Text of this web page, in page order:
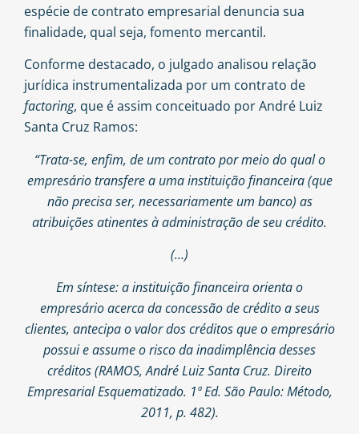
espécie de contrato empresarial denuncia sua
finalidade, qual seja, fomento mercantil.
Conforme destacado, o julgado analisou relação
jurídica instrumentalizada por um contrato de
factoring, que é assim conceituado por André Luiz
Santa Cruz Ramos:
“Trata-se, enfim, de um contrato por meio do qual o
empresário transfere a uma instituição financeira (que
não precisa ser, necessariamente um banco) as
atribuições atinentes à administração de seu crédito.
(…)
Em síntese: a instituição financeira orienta o
empresário acerca da concessão de crédito a seus
clientes, antecipa o valor dos créditos que o empresário
possui e assume o risco da inadimplência desses
créditos (RAMOS, André Luiz Santa Cruz. Direito
Empresarial Esquematizado. 1ª Ed. São Paulo: Método,
2011, p. 482).